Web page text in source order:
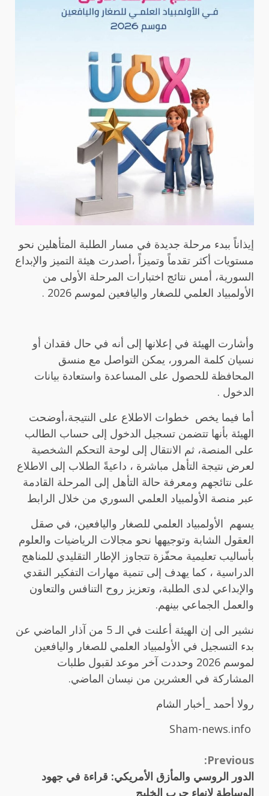
إيذاناً ببدء مرحلة جديدة في مسار ‏الطلبة المتأهلين نحو
مستويات أكثر تقدماً وتميزاً‎ ،‌‏أصدرت هيئة التميز والإبداع
السورية، أمس نتائج ‏اختبارات المرحلة الأولى من
الأولمبياد العلمي للصغار ‏واليافعين لموسم 2026 .
وأشارت الهيئة في إعلانها إلى أنه في ‏حال فقدان أو
نسيان كلمة المرور، يمكن التواصل مع منسق
‏المحافظة للحصول على المساعدة واستعادة بيانات
الدخول‎ .
أما فيما يخص خطوات الاطلاع على النتيجة،أوضحت
الهيئة بأنها تتضمن تسجيل الدخول إلى ‏حساب الطالب
على المنصة، ثم الانتقال إلى لوحة التحكم ‏الشخصية
لعرض نتيجة التأهل مباشرة ، داعيةً الطلاب إلى الاطلاع
على نتائجهم ومعرفة حالة التأهل إلى المرحلة القادمة
عبر منصة الأولمبياد العلمي ‏السوري من خلال الرابط
يسهم الأولمبياد العلمي للصغار واليافعين، في صقل
العقول ‏الشابة وتوجيهها نحو مجالات الرياضيات والعلوم
بأساليب ‏تعليمية محفّزة تتجاوز الإطار التقليدي للمناهج
الدراسية‎ ، كما يهدف إلى تنمية مهارات ‏التفكير النقدي
والإبداعي لدى الطلبة، وتعزيز روح التنافس ‏والتعاون
والعمل الجماعي بينهم.
‏نشير الى إن الهيئة أعلنت في الـ 5 من آذار الماضي عن
بدء التسجيل ‏في الأولمبياد العلمي للصغار واليافعين
لموسم 2026 وحددت ‏آخر موعد لقبول طلبات
المشاركة في العشرين من نيسان ‏الماضي‎.‎
رولا أحمد _أخبار الشام
Sham-news.info
Continue
Reading
Previous:
الدور الروسي والمأزق الأمريكي: قراءة في جهود
الوساطة لإنهاء حرب الخليج